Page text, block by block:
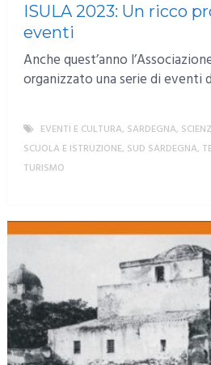
ISULA 2023: Un ricco
eventi
Anche quest’anno
organizzato una serie di eventi
EVENTI E CULTURA, SARDEGNA,
SCUOLA E ISTRUZIONE, SUD SARDEGNA,
TURISMO